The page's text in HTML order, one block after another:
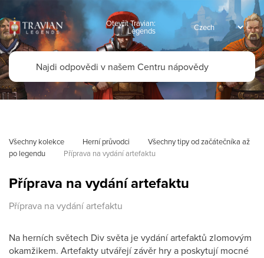
Otevřít Travian:
Legends
Všechny kolekce Herní průvodci
Všechny tipy od začátečníka až
po legendu
Příprava na vydání artefaktu
Příprava na vydání artefaktu
Příprava na vydání artefaktu
Na herních světech Div světa je vydání artefaktů zlomovým
okamžikem. Artefakty utvářejí závěr hry a poskytují mocné